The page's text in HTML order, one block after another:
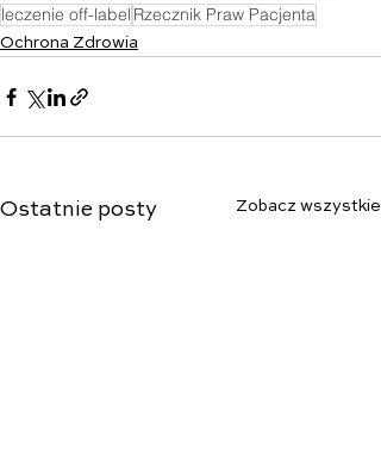
leczenie off-label Rzecznik Praw Pacjenta
Ochrona Zdrowia
Ostatnie posty Zobacz wszystkie